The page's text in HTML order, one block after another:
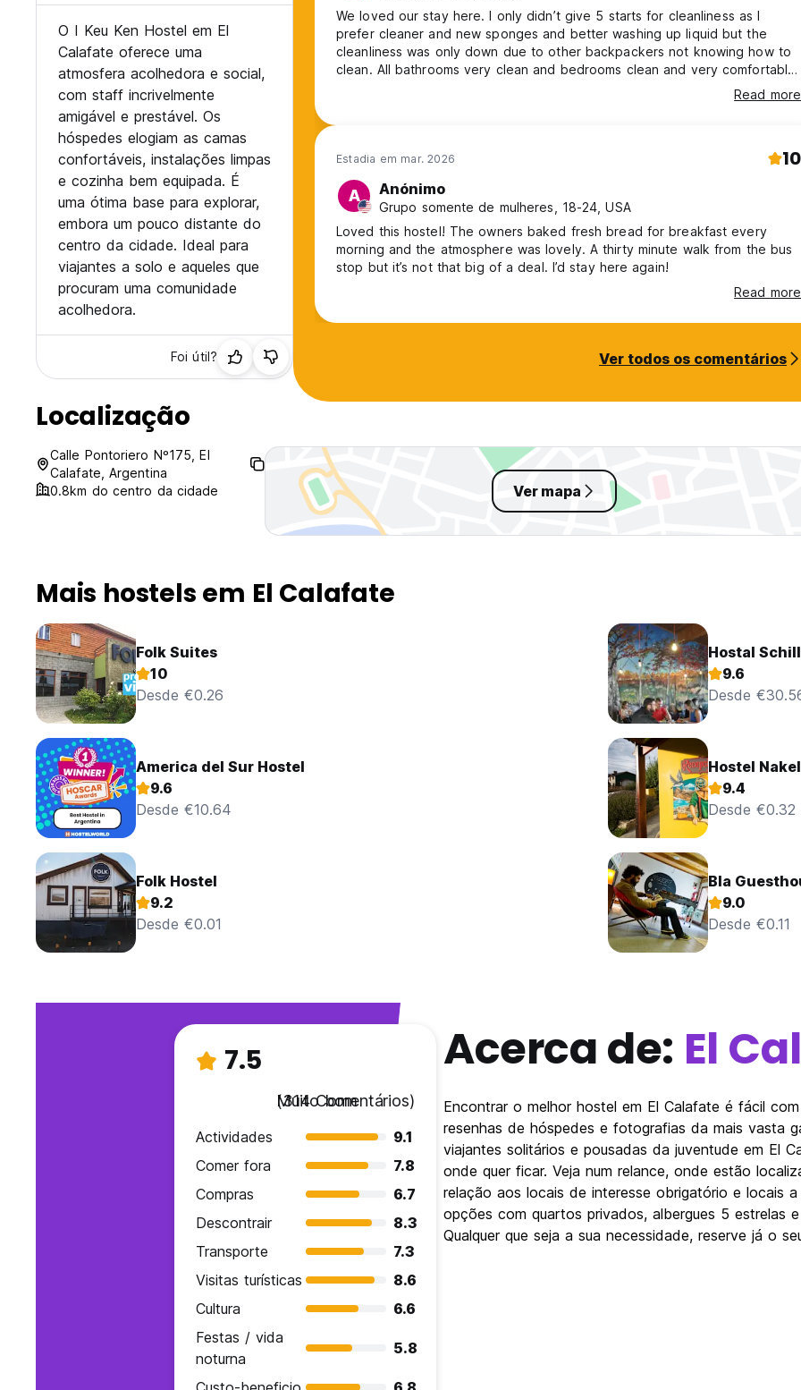
O I Keu Ken Hostel em El
Calafate oferece uma
atmosfera acolhedora e social,
com staff incrivelmente
amigável e prestável. Os
hóspedes elogiam as camas
confortáveis, instalações limpas
e cozinha bem equipada. É
uma ótima base para explorar,
embora um pouco distante do
centro da cidade. Ideal para
viajantes a solo e aqueles que
procuram uma comunidade
acolhedora.
Foi útil?
We loved our stay here. I only didn’t give 5 starts for cleanliness as I
prefer cleaner and new sponges and better washing up liquid but the
cleanliness was only down due to other backpackers not knowing how to
clean. All bathrooms very clean and bedrooms clean and very comfortable.
Enough cook utensils and the social dining area really allowed for good
communication with other guests. We LOVED the dogs and the owners
Read more
Estadia em mar. 2026 10
A Anónimo
Grupo somente de mulheres, 18-24, USA
Loved this hostel! The owners baked fresh bread for breakfast every
morning and the atmosphere was lovely. A thirty minute walk from the bus
stop but it’s not that big of a deal. I’d stay here again!
Read more
Ver todos os comentários
Localização
Calle Pontoriero Nº175, El
Calafate, Argentina
0.8km do centro da cidade
Ver mapa
Mais hostels em El Calafate
Folk Suites
10
Desde €0.26
Hostal
9.6
Desde
America del Sur Hostel
9.6
Desde €10.64
Hostel
9.4
Desde €0.32
Folk Hostel
9.2
Desde €0.01
Bla
9.0
Desde €0.11
7.5
Muito bom
(314 Comentários)
Actividades
9.1
Comer fora
7.8
Compras
6.7
Descontrair
8.3
Transporte
7.3
Visitas turísticas
8.6
Cultura
6.6
Festas / vida
noturna
5.8
Acerca de: El
Encontrar o melhor hostel em El Calafate é fácil
resenhas de hóspedes e fotografias da mais vasta
viajantes solitários e pousadas da juventude em El
onde quer ficar. Veja num relance, onde estão
relação aos locais de interesse obrigatório e locais
opções com quartos privados, albergues 5 estrelas
Qualquer que seja a sua necessidade, reserve já o